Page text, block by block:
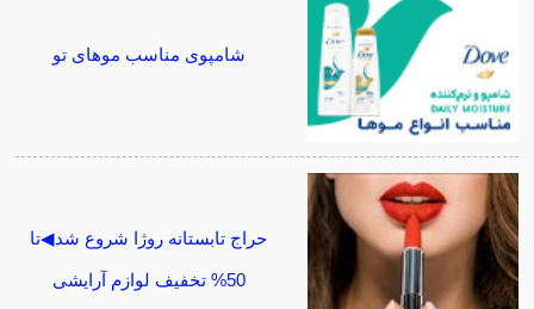
شامپوی مناسب موهای تو
حراج تابستانه روژا شروع شد◀تا
50% تخفیف لوازم آرایشی